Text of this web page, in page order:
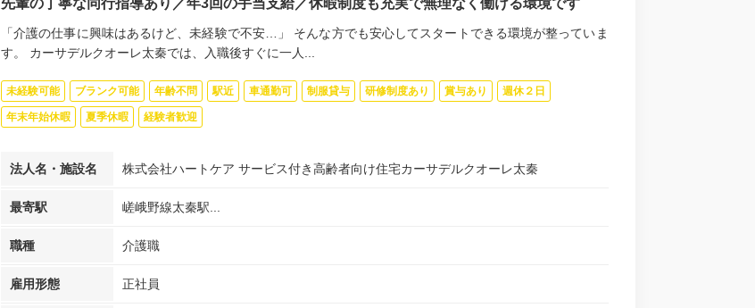
先輩の丁寧な同行指導あり／年3回の手当支給／休暇制度も充実で無理なく働ける環境です
「介護の仕事に興味はあるけど、未経験で不安…」 そんな方でも安心してスタートできる環境が整っていま
す。 カーサデルクオーレ太秦では、入職後すぐに一人...
未経験可能 ブランク可能 年齢不問 駅近 車通勤可 制服貸与 研修制度あり 賞与あり 週休２日
年末年始休暇 夏季休暇 経験者歓迎
法人名・施設名 株式会社ハートケア サービス付き高齢者向け住宅カーサデルクオーレ太秦
最寄駅 嵯峨野線太秦駅...
職種 介護職
雇用形態 正社員